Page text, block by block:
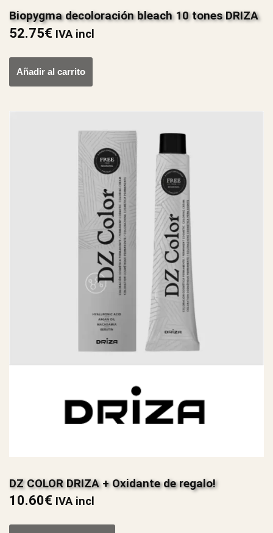
Biopygma decoloración bleach 10 tones DRIZA
52.75€ IVA incl
Añadir al carrito
DZ COLOR DRIZA + Oxidante de regalo!
10.60€ IVA incl